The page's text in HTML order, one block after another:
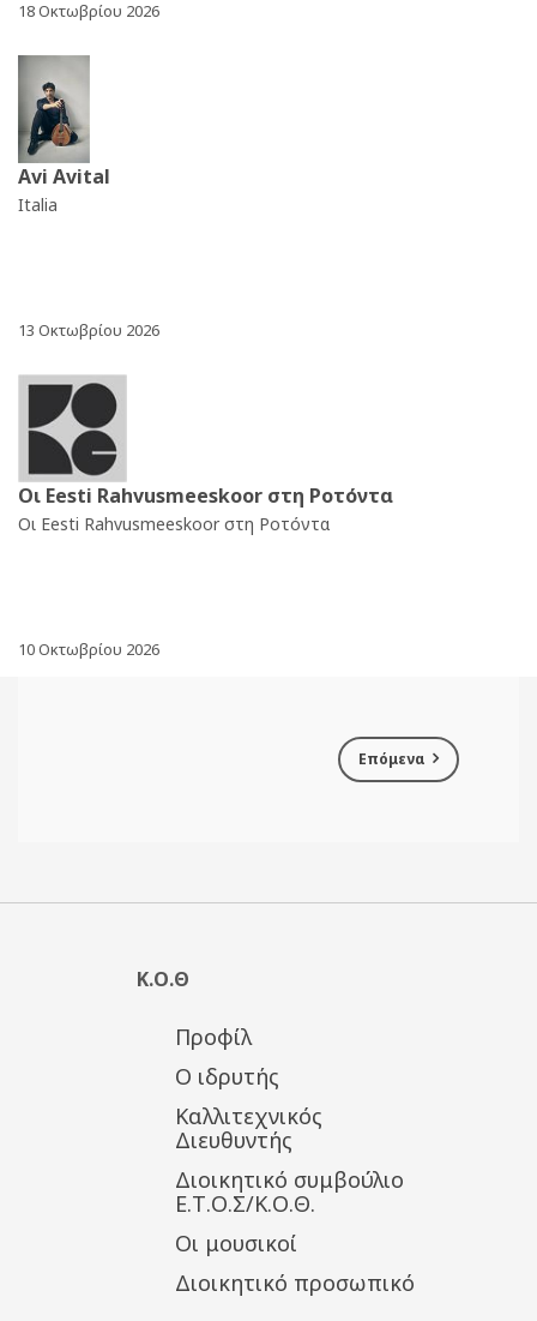
18 Οκτωβρίου 2026
Avi Avital
Italia
13 Οκτωβρίου 2026
Οι Eesti Rahvusmeeskoor στη Ροτόντα
Οι Eesti Rahvusmeeskoor στη Ροτόντα
10 Οκτωβρίου 2026
Επόμενα
Κ.Ο.Θ
Προφίλ
Ο ιδρυτής
Καλλιτεχνικός
Διευθυντής
Διοικητικό συμβούλιο
Ε.Τ.Ο.Σ/Κ.Ο.Θ.
Οι μουσικοί
Διοικητικό προσωπικό